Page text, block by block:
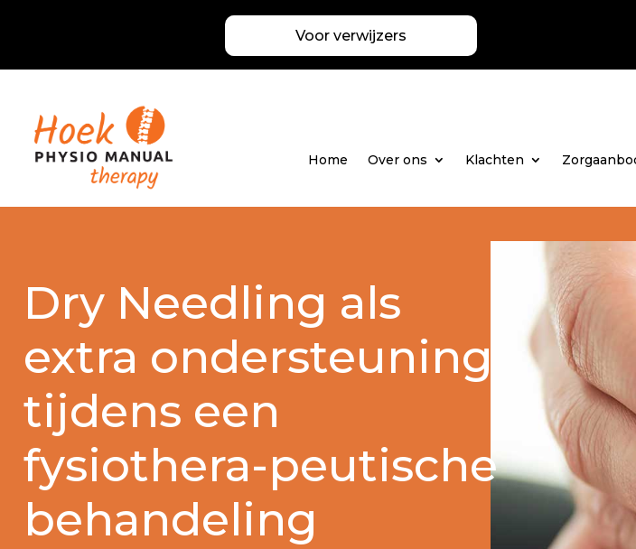
Voor verwijzers
Home Over ons Klachten
Dry Needling als
extra ondersteuning
tijdens een
fysiothera-peutische
behandeling